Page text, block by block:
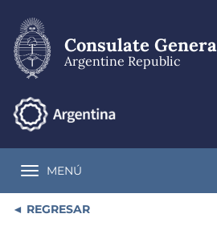
main
content
Consulate
Argentine Republic
Toggle navigation
MENÚ
REGRESAR